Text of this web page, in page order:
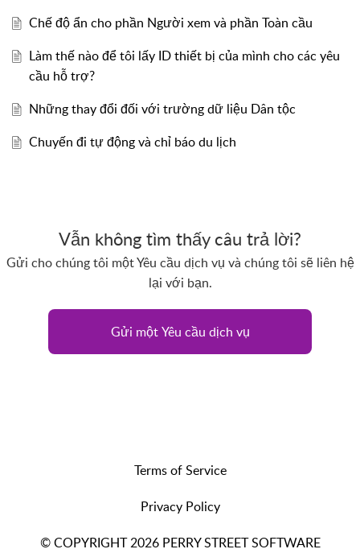
Chế độ ẩn cho phần Người xem và phần Toàn cầu
Làm thế nào để tôi lấy ID thiết bị của mình cho các yêu
cầu hỗ trợ?
Những thay đổi đối với trường dữ liệu Dân tộc
Chuyến đi tự động và chỉ báo du lịch
Vẫn không tìm thấy câu trả lời?
Gửi cho chúng tôi một Yêu cầu dịch vụ và chúng tôi sẽ liên hệ
lại với bạn.
Gửi một Yêu cầu dịch vụ
Terms of Service
Privacy Policy
© COPYRIGHT 2026 PERRY STREET SOFTWARE